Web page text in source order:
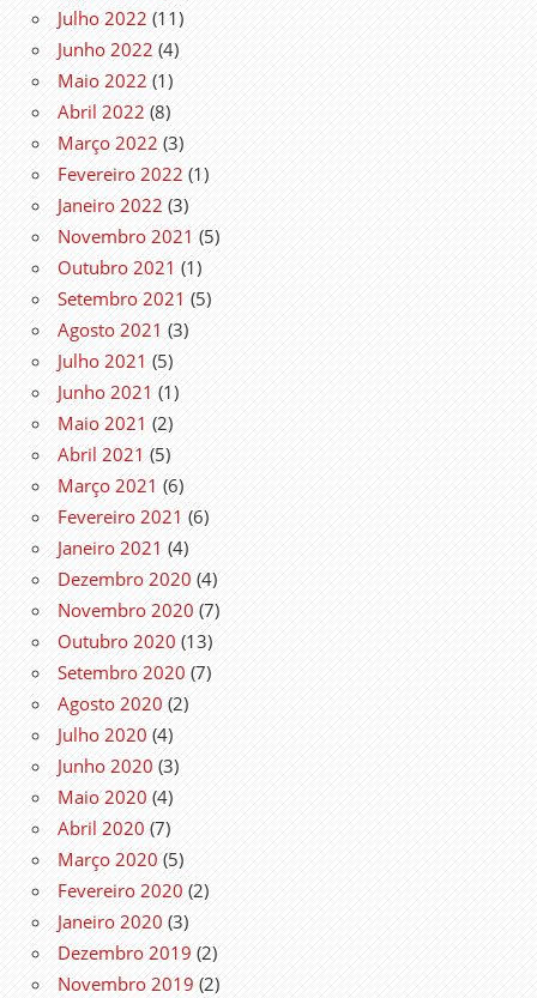
Julho 2022 (11)
Junho 2022 (4)
Maio 2022 (1)
Abril 2022 (8)
Março 2022 (3)
Fevereiro 2022 (1)
Janeiro 2022 (3)
Novembro 2021 (5)
Outubro 2021 (1)
Setembro 2021 (5)
Agosto 2021 (3)
Julho 2021 (5)
Junho 2021 (1)
Maio 2021 (2)
Abril 2021 (5)
Março 2021 (6)
Fevereiro 2021 (6)
Janeiro 2021 (4)
Dezembro 2020 (4)
Novembro 2020 (7)
Outubro 2020 (13)
Setembro 2020 (7)
Agosto 2020 (2)
Julho 2020 (4)
Junho 2020 (3)
Maio 2020 (4)
Abril 2020 (7)
Março 2020 (5)
Fevereiro 2020 (2)
Janeiro 2020 (3)
Dezembro 2019 (2)
Novembro 2019 (2)